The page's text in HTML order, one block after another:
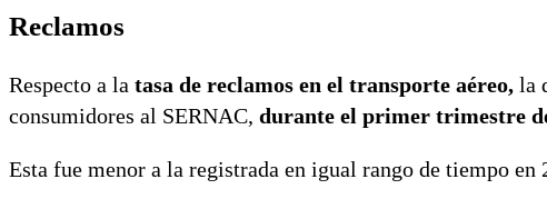
Reclamos
Respecto a la tasa de reclamos en el transporte aéreo, la
consumidores al SERNAC, durante el primer trimestre
Esta fue menor a la registrada en igual rango de tiempo en